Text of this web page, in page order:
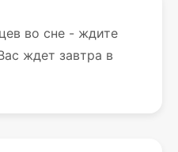
во сне - ждите
ждет завтра в